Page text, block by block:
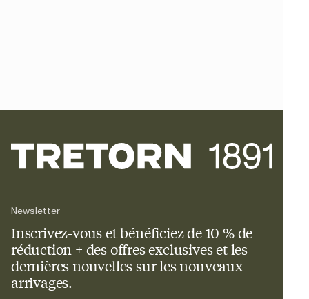
Newsletter
Inscrivez-vous et bénéficiez de 10 % de
réduction + des offres exclusives et les
dernières nouvelles sur les nouveaux
arrivages.